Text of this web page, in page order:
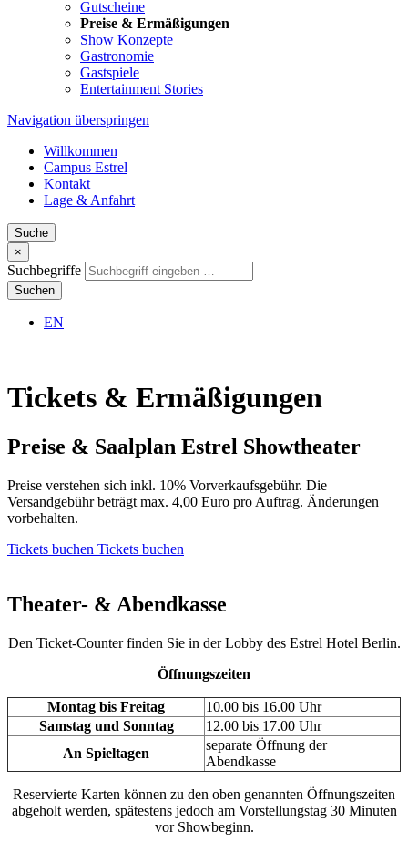
Gutscheine
Preise & Ermäßigungen
Show Konzepte
Gastronomie
Gastspiele
Entertainment Stories
Navigation überspringen
Willkommen
Campus Estrel
Kontakt
Lage & Anfahrt
Suche
×
Suchbegriffe
Suchen
EN
Tickets & Ermäßigungen
Preise & Saalplan Estrel Showtheater
Preise verstehen sich inkl. 10% Vorverkaufsgebühr. Die
Versandgebühr beträgt max. 4,00 Euro pro Auftrag. Änderungen
vorbehalten.
Tickets buchen Tickets buchen
Theater- & Abendkasse
Den Ticket-Counter finden Sie in der Lobby des Estrel Hotel Berlin.
Öffnungszeiten
Montag bis Freitag
10.00 bis 16.00 Uhr
Samstag und Sonntag
12.00 bis 17.00 Uhr
An Spieltagen
separate Öffnung der
Abendkasse
Reservierte Karten können zu den oben genannten Öffnungszeiten
abgeholt werden, spätestens jedoch am Vorstellungstag 30 Minuten
vor Showbeginn.